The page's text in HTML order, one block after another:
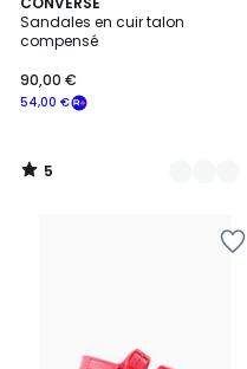
Sandales en cuir talon
compensé
54,00 €
90,00 €
/
5
3
Couleurs
5
/